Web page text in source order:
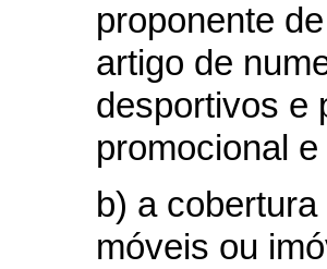
proponente
artigo de
desportivos e
promocional
b) a
móveis ou